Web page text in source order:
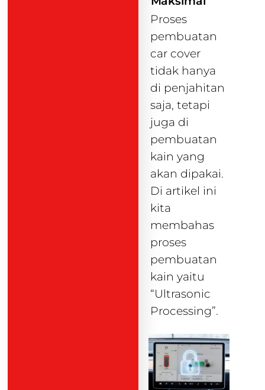
Proses
pembuatan
car cover
tidak hanya
di penjahitan
saja, tetapi
juga di
pembuatan
kain yang
akan dipakai.
Di artikel ini
kita
membahas
proses
pembuatan
kain yaitu
“Ultrasonic
Processing”.